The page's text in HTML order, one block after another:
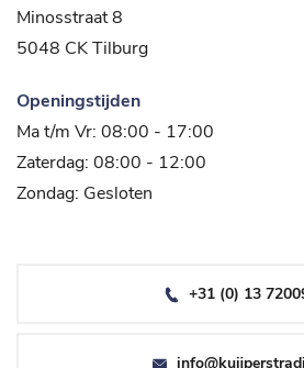
Minosstraat 8
5048 CK Tilburg
Openingstijden
Ma t/m Vr: 08:00 - 17:00
Zaterdag: 08:00 - 12:00
Zondag: Gesloten
+31 (0) 13